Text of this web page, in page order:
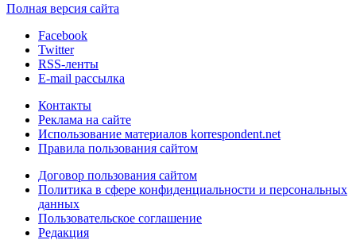
Полная версия сайта
Facebook
Twitter
RSS-ленты
E-mail рассылка
Контакты
Реклама на сайте
Использование материалов korrespondent.net
Правила пользования сайтом
Договор пользования сайтом
Политика в сфере конфиденциальности и персональных
данных
Пользовательское соглашение
Редакция